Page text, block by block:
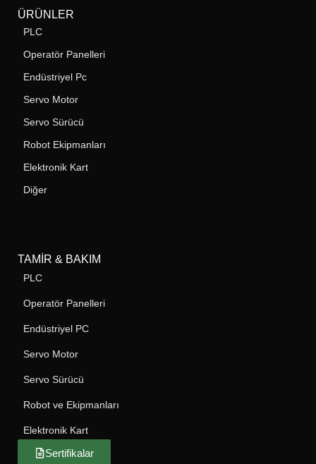
ÜRÜNLER
PLC
Operatör Panelleri
Endüstriyel Pc
Servo Motor
Servo Sürücü
Robot Ekipmanları
Elektronik Kart
Diğer
TAMIR & BAKIM
PLC
Operatör Panelleri
Endüstriyel PC
Servo Motor
Servo Sürücü
Robot ve Ekipmanları
Elektronik Kart
Sertifikalar